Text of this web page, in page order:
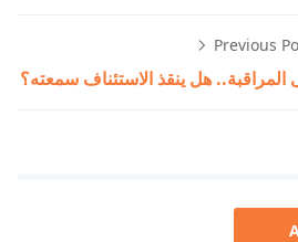
Previous
هل ينقذ الاستئناف سمعته؟